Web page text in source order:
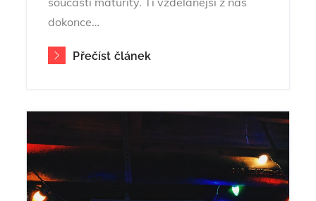
dokonce…
Přečíst článek